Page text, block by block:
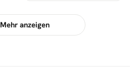
Mehr anzeigen